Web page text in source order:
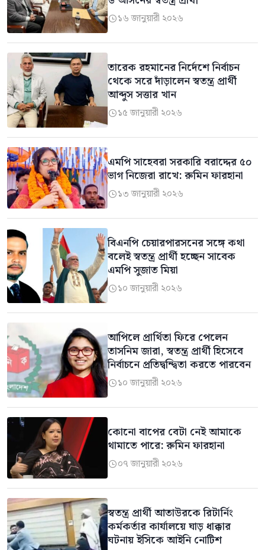
১৬ জানুয়ারী ২০২৬
তারেক রহমানের নির্দেশে নির্বাচন
থেকে সরে দাঁড়ালেন স্বতন্ত্র প্রার্থী
আব্দুস সত্তার খান
১৫ জানুয়ারী ২০২৬
এমপি সাহেবরা সরকারি বরাদ্দের ৫০
ভাগ নিজেরা রাখে: রুমিন ফারহানা
১৩ জানুয়ারী ২০২৬
বিএনপি চেয়ারপারসনের সঙ্গে কথা
বলেই স্বতন্ত্র প্রার্থী হচ্ছেন সাবেক
এমপি সুজাত মিয়া
১০ জানুয়ারী ২০২৬
আপিলে প্রার্থিতা ফিরে পেলেন
তাসনিম জারা, স্বতন্ত্র প্রার্থী হিসেবে
নির্বাচনে প্রতিদ্বন্দ্বিতা করতে পারবেন
১০ জানুয়ারী ২০২৬
কোনো বাপের বেটা নেই আমাকে
থামাতে পারে: রুমিন ফারহানা
০৭ জানুয়ারী ২০২৬
স্বতন্ত্র প্রার্থী আতাউরকে রিটার্নিং
কর্মকর্তার কার্যালয়ে ঘাড় ধাক্কার
ঘটনায় ইসিকে আইনি নোটিশ